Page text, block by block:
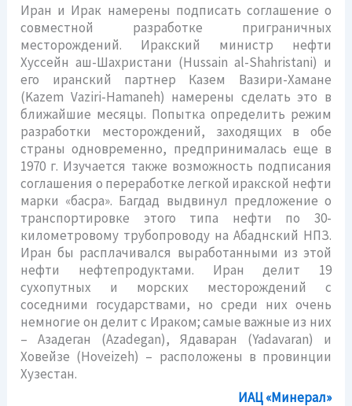
Иран и Ирак намерены подписать соглашение о
совместной разработке приграничных
месторождений. Иракский министр нефти
Хуссейн аш-Шахристани (Hussain al-Shahristani) и
его иранский партнер Казем Вазири-Хамане
(Kazem Vaziri-Hamaneh) намерены сделать это в
ближайшие месяцы. Попытка определить режим
разработки месторождений, заходящих в обе
страны одновременно, предпринималась еще в
1970 г. Изучается также возможность подписания
соглашения о переработке легкой иракской нефти
марки «басра». Багдад выдвинул предложение о
транспортировке этого типа нефти по 30-
километровому трубопроводу на Абаднский НПЗ.
Иран бы расплачивался выработанными из этой
нефти нефтепродуктами. Иран делит 19
сухопутных и морских месторождений с
соседними государствами, но среди них очень
немногие он делит с Ираком; самые важные из них
– Азадеган (Azadegan), Ядаваран (Yadavaran) и
Ховейзе (Hoveizeh) – расположены в провинции
Хузестан.
ИАЦ «Минерал»